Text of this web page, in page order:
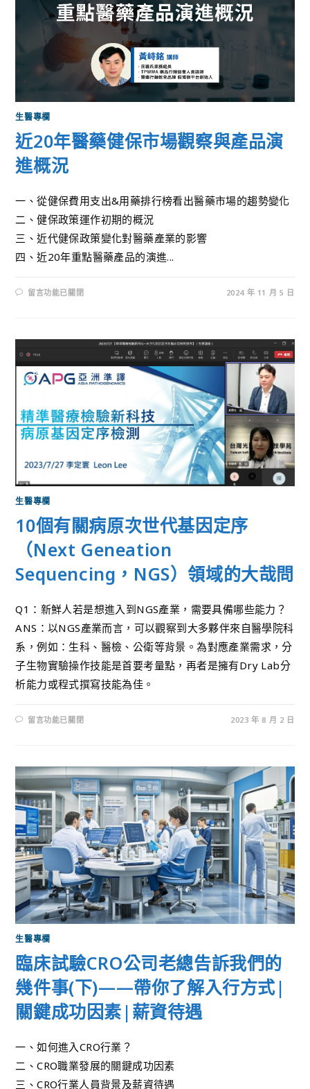
生醫專欄
近20年醫藥健保市場觀察與產品演
進概況
一、從健保費用支出&用藥排行榜看出醫藥市場的趨勢變化
二、健保政策運作初期的概況
三、近代健保政策變化對醫藥產業的影響
四、近20年重點醫藥產品的演進...
留言功能已關閉 2024 年 11 月 5 日
生醫專欄
10個有關病原次世代基因定序
（Next Geneation
Sequencing，NGS）領域的大哉問
Q1：新鮮人若是想進入到NGS產業，需要具備哪些能力？
ANS：以NGS產業而言，可以觀察到大多夥伴來自醫學院科
系，例如：生科、醫檢、公衛等背景。為對應產業需求，分
子生物實驗操作技能是首要考量點，再者是擁有Dry Lab分
析能力或程式撰寫技能為佳。
留言功能已關閉 2023 年 8 月 2 日
生醫專欄
臨床試驗CRO公司老總告訴我們的
幾件事(下)——帶你了解入行方式|
關鍵成功因素|薪資待遇
一、如何進入CRO行業？
二、CRO職業發展的關鍵成功因素
三、CRO行業人員背景及薪資待遇